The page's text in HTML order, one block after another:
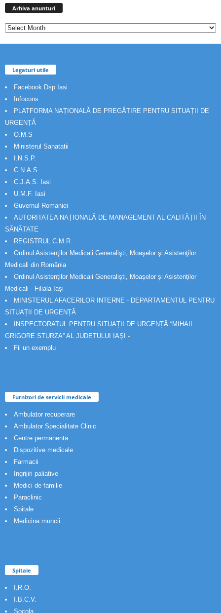
Arhiva anunturi
Legaturi utile
Facebook Dsp Iasi
Infocons
PLATFORMA NAȚIONALĂ DE PREGĂTIRE PENTRU SITUAȚII DE
URGENȚĂ
O.M.S
Ministerul Sanatatii
I.N.S.P.
C.N.A.S.
C.J.A.S. Iasi
U.M.F. Iasi
Guvernul Romaniei
AUTORITATEA NAȚIONALĂ DE MANAGEMENT AL CALITĂȚII ÎN
SĂNĂTATE
REGISTRUL C.M.R.
Ordinul Asistenţilor Medicali Generalişti, Moaşelor şi Asistenţilor
Medicali din România
Ordinul Asistenţilor Medicali Generalişti, Moaşelor şi Asistenţilor
Medicali - Filiala Iași
MINISTERUL AFACERILOR INTERNE - DEPARTAMENTUL PENTRU
SITUAȚII DE URGENȚĂ
INSPECTORATUL PENTRU SITUAȚII DE URGENȚĂ “MIHAIL
GRIGORE STURZA” AL JUDETULUI IAȘI -
Fii un exemplu
Furnizori de servicii medicale
Ambulator recuperare
Ambulator Specialitate Clinic
Centre permanenta
Dispozitive medicale
Farmacii
Ingrijiri paliative
Medici de familie
Paraclinic
Spitale
Medicina muncii
Spitale
I.R.O.
I.B.C.V.
Socola